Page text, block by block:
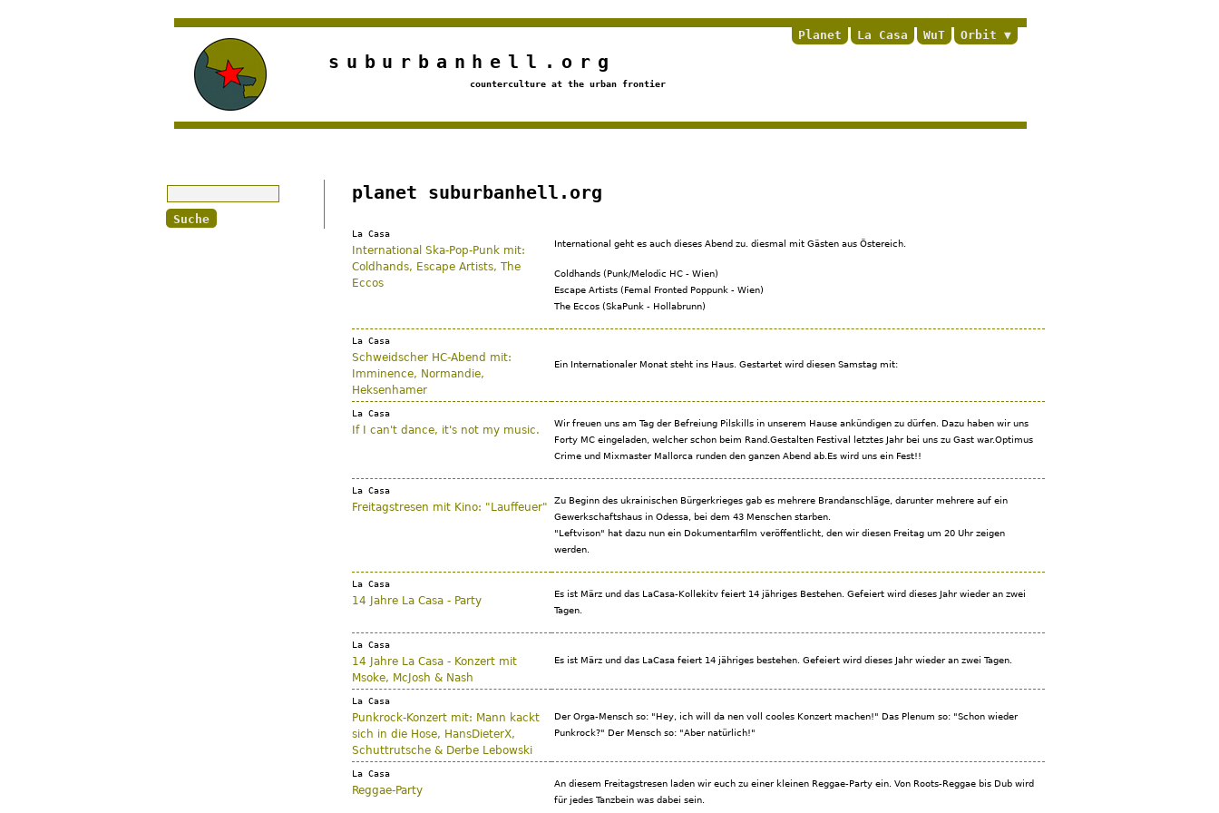
Jump to navigation Planet La Casa WuT Orbit
suburbanhell.org
counterculture at the urban frontier
planet suburbanhell.org
La Casa
International Ska-Pop-Punk mit:
Coldhands, Escape Artists, The
Eccos
International geht es auch dieses Abend zu. diesmal mit Gästen aus Östereich.
Coldhands (Punk/Melodic HC - Wien)
Escape Artists (Femal Fronted Poppunk - Wien)
The Eccos (SkaPunk - Hollabrunn)
La Casa
Schweidscher HC-Abend mit:
Imminence, Normandie,
Heksenhamer
Ein Internationaler Monat steht ins Haus. Gestartet wird diesen Samstag mit:
La Casa
If I can't dance, it's not my music.
Wir freuen uns am Tag der Befreiung Pilskills in unserem Hause ankündigen zu dürfen. Dazu haben wir uns
Forty MC eingeladen, welcher schon beim Rand.Gestalten Festival letztes Jahr bei uns zu Gast war.Optimus
Crime und Mixmaster Mallorca runden den ganzen Abend ab.Es wird uns ein Fest!!
La Casa
Freitagstresen mit Kino: "Lauffeuer"
Zu Beginn des ukrainischen Bürgerkrieges gab es mehrere Brandanschläge, darunter mehrere auf ein
Gewerkschaftshaus in Odessa, bei dem 43 Menschen starben.
"Leftvison" hat dazu nun ein Dokumentarfilm veröffentlicht, den wir diesen Freitag um 20 Uhr zeigen
werden.
La Casa
14 Jahre La Casa - Party
Es ist März und das LaCasa-Kollekitv feiert 14 jähriges Bestehen. Gefeiert wird dieses Jahr wieder an zwei
Tagen.
La Casa
14 Jahre La Casa - Konzert mit
Msoke, McJosh & Nash
Es ist März und das LaCasa feiert 14 jähriges bestehen. Gefeiert wird dieses Jahr wieder an zwei Tagen.
La Casa
Punkrock-Konzert mit: Mann kackt
sich in die Hose, HansDieterX,
Schuttrutsche & Derbe Lebowski
Der Orga-Mensch so: "Hey, ich will da nen voll cooles Konzert machen!" Das Plenum so: "Schon wieder
Punkrock?" Der Mensch so: "Aber natürlich!"
La Casa
Reggae-Party
An diesem Freitagstresen laden wir euch zu einer kleinen Reggae-Party ein. Von Roots-Reggae bis Dub wird
für jedes Tanzbein was dabei sein.
Suche